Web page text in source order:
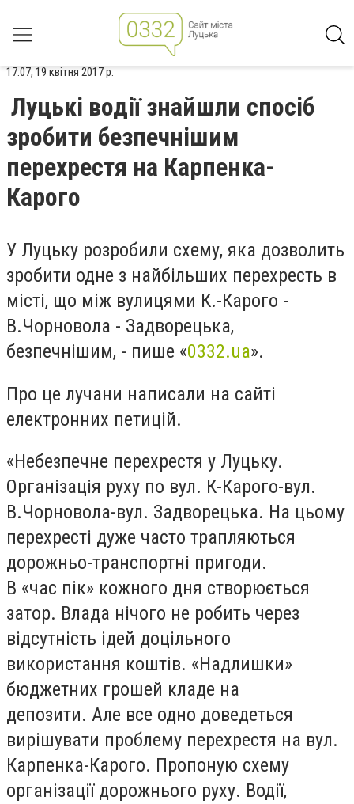
17:07, 19 квітня 2017 р.
Луцькі водії знайшли спосіб
зробити безпечнішим
перехрестя на Карпенка-
Карого
У Луцьку розробили схему, яка дозволить
зробити одне з найбільших перехресть в
місті, що між вулицями К.-Карого -
В.Чорновола - Задворецька,
безпечнішим, - пише «0332.ua».
Про це лучани написали на сайті
електронних петицій.
«Небезпечне перехрестя у Луцьку.
Організація руху по вул. К-Карого-вул.
В.Чорновола-вул. Задворецька. На цьому
перехресті дуже часто трапляються
дорожньо-транспортні пригоди.
В «час пік» кожного дня створюється
затор. Влада нічого не робить через
відсутність ідей доцільного
використання коштів. «Надлишки»
бюджетних грошей кладе на
депозити. Але все одно доведеться
вирішувати проблему перехрестя на вул.
Карпенка-Карого. Пропоную схему
організації дорожнього руху. Водії,